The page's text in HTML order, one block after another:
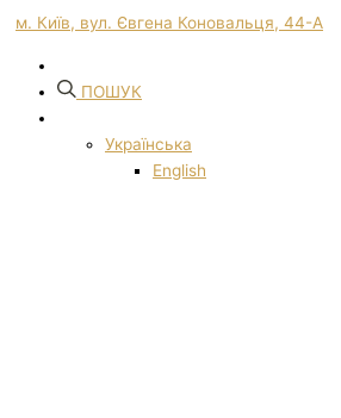
м. Київ, вул. Євгена Коновальця, 44-А
ПОШУК
Українська
English